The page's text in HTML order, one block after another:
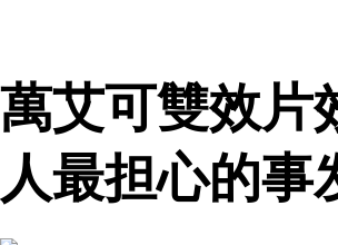
萬艾可雙效片
人最担心的事